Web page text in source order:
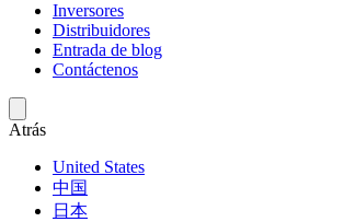
Inversores
Distribuidores
Entrada de blog
Contáctenos
Atrás
United States
中国
日本